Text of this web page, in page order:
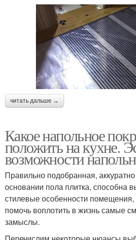
читать дальше →
Какое напольное
положить на кухне.
возможности
Правильно подобранная,
основании пола плитка, способна
стилевые особенности помещения,
помочь воплотить в жизнь самые
замыслы.